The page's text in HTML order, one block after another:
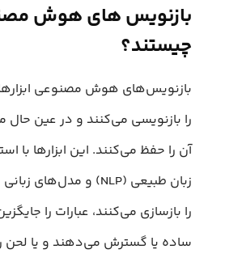
بازنویس های هوش
چیستند؟
بازنویس‌های هوش مصنوعی
را بازنویسی می‌کنند و در عین
آن را حفظ می‌کنند. این ابزارها با
را بازسازی می‌کنند، عبارات را
ساده یا گسترش می‌دهند و یا لحن